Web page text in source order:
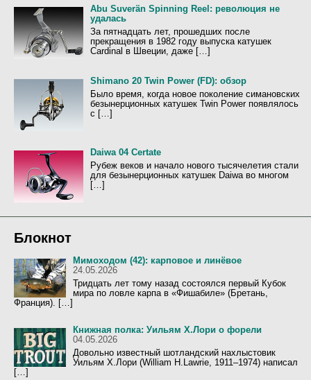
а
п
и
с
Abu Suverän Spinning Reel: революция не
удалась
За пятнадцать лет, прошедших после
прекращения в 1982 году выпуска катушек
Cardinal в Швеции, даже […]
Shimano 20 Twin Power (FD): обзор
Было время, когда новое поколение симановских
безынерционных катушек Twin Power появлялось
с […]
Daiwa 04 Certate
Рубеж веков и начало нового тысячелетия стали
для безынерционных катушек Daiwa во многом
[…]
Блокнот
Мимоходом (42): карповое и линёвое
24.05.2026
Тридцать лет тому назад состоялся первый Кубок
мира по ловле карпа в «Фишабиле» (Бретань,
Франция). […]
Книжная полка: Уильям Х.Лори о форели
04.05.2026
Довольно известный шотландский нахлыстовик
Уильям Х.Лори (William H.Lawrie, 1911–1974) написал
[…]